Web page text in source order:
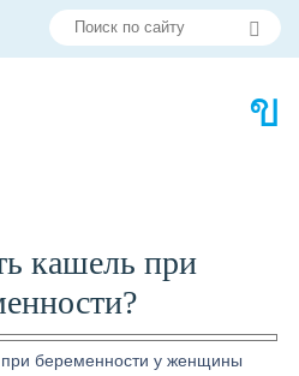
кашель при
при беременности у женщины